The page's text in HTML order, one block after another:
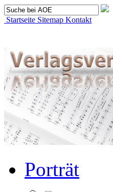
Startseite Sitemap Kontakt
Porträt